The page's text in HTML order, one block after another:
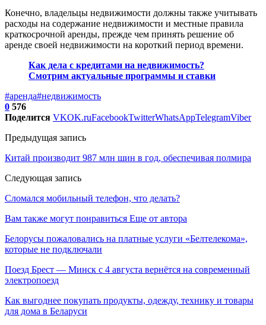
Конечно, владельцы недвижимости должны также учитывать
расходы на содержание недвижимости и местные правила
краткосрочной аренды, прежде чем принять решение об
аренде своей недвижимости на короткий период времени.
Как дела с кредитами на недвижимость?
Смотрим актуальные программы и ставки
#аренда#недвижимость
0 576
Поделится VKOK.ruFacebookTwitterWhatsAppTelegramViber
Предыдущая запись
Китай производит 987 млн шин в год, обеспечивая полмира
Следующая запись
Сломался мобильный телефон, что делать?
Вам также могут понравиться Еще от автора
Белорусы пожаловались на платные услуги «Белтелекома»,
которые не подключали
Поезд Брест — Минск с 4 августа вернётся на современный
электропоезд
Как выгоднее покупать продукты, одежду, технику и товары
для дома в Беларуси